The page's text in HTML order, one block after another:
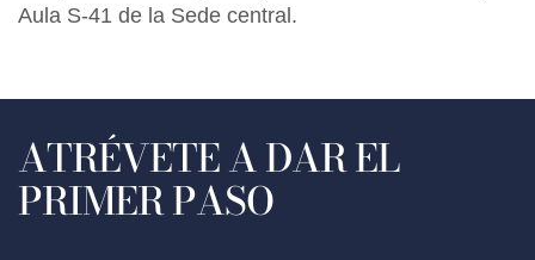
Aula S-41 de la Sede central.
ATRÉVETE A DAR EL
PRIMER PASO